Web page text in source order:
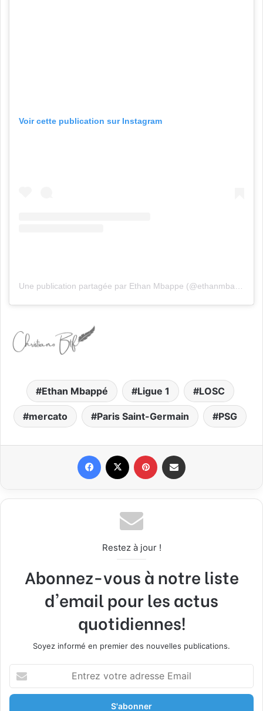
Voir cette publication sur Instagram
Une publication partagée par Ethan Mbappe (@ethanmbappe)
Ethan Mbappé Ligue 1 LOSC
mercato Paris Saint-Germain PSG
Restez à jour !
Abonnez-vous à notre liste
d'email pour les actus
quotidiennes!
Soyez informé en premier des nouvelles publications.
t